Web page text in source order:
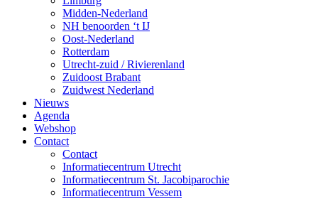
Midden-Nederland
NH benoorden ‘t IJ
Oost-Nederland
Rotterdam
Utrecht-zuid / Rivierenland
Zuidoost Brabant
Zuidwest Nederland
Nieuws
Agenda
Webshop
Contact
Contact
Informatiecentrum Utrecht
Informatiecentrum St. Jacobiparochie
Informatiecentrum Vessem